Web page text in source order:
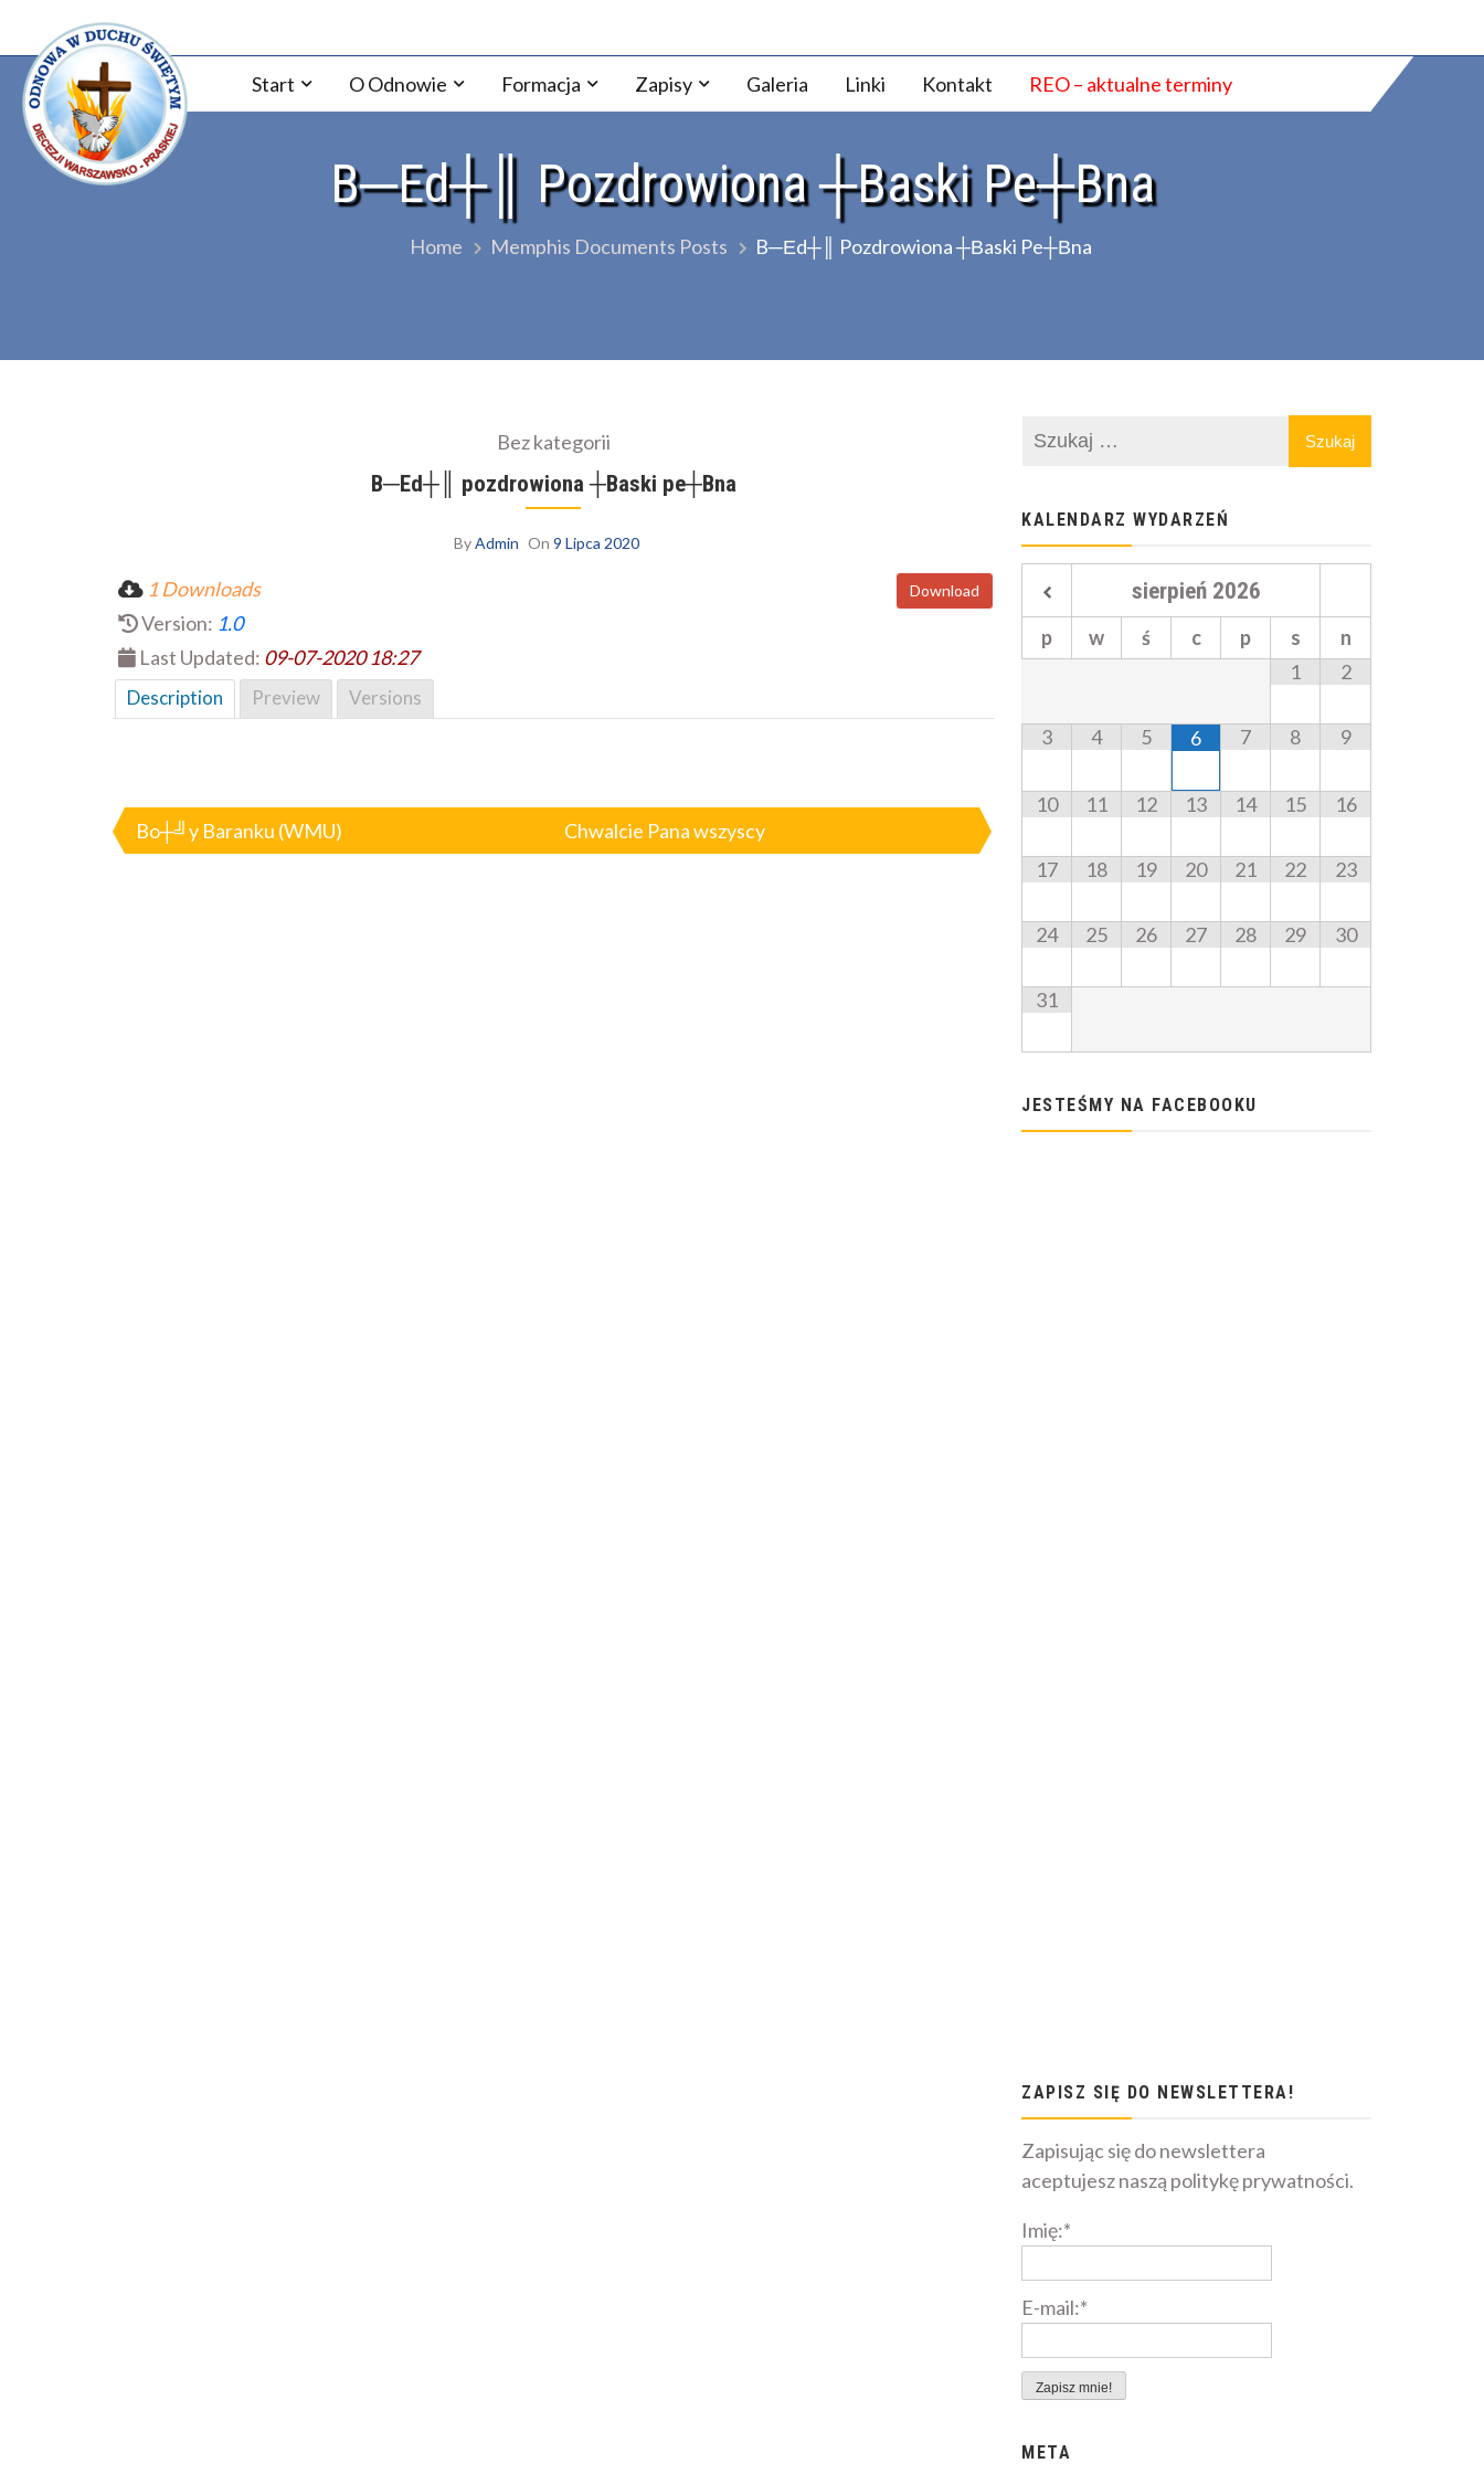
content
Odnowa w Duchu św Diecezji Warszawsko-Praskiej
Start O Odnowie Formacja Zapisy Galeria Linki Kontakt REO – aktualne terminy
B─Еd┼║ Pozdrowiona ┼Вaski Pe┼Вna
Home Memphis Documents Posts B─Еd┼║ Pozdrowiona ┼Вaski Pe┼Вna
Bez kategorii
B─Еd┼║ pozdrowiona ┼Вaski pe┼Вna
ByAdmin On 9 Lipca 2020
Download
1 Downloads
Version: 1.0
Last Updated: 09-07-2020 18:27
Description Preview Versions
wpisu
Bo┼╝y Baranku (WMU) Chwalcie Pana wszyscy
KALENDARZ WYDARZEŃ
sierpień 2026
p w ś c p s
n
1
2
3 4 5 6 7 8 9
10 11 12 13 14 15 16
17 18 19 20 21 22 23
24 25 26 27 28 29 30
31
JESTEŚMY NA FACEBOOKU
ZAPISZ SIĘ DO NEWSLETTERA!
Zapisując się do newslettera
aceptujesz naszą politykę prywatności.
Imię:*
E-mail:*
META